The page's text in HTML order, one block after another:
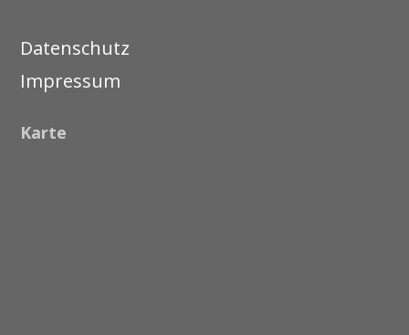
Datenschutz
Impressum
Karte